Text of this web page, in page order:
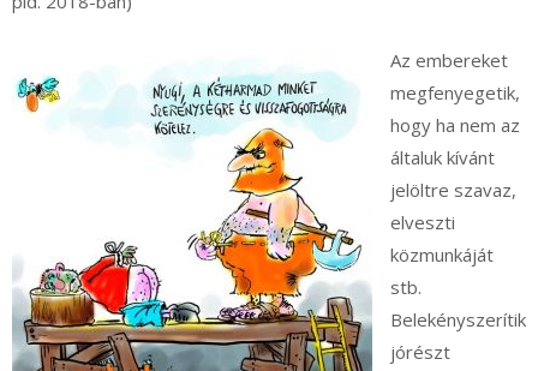
Az embereket
megfenyegetik,
hogy ha nem az
általuk kívánt
jelöltre szavaz,
elveszti
közmunkáját
stb.
Belekényszerítik
jórészt